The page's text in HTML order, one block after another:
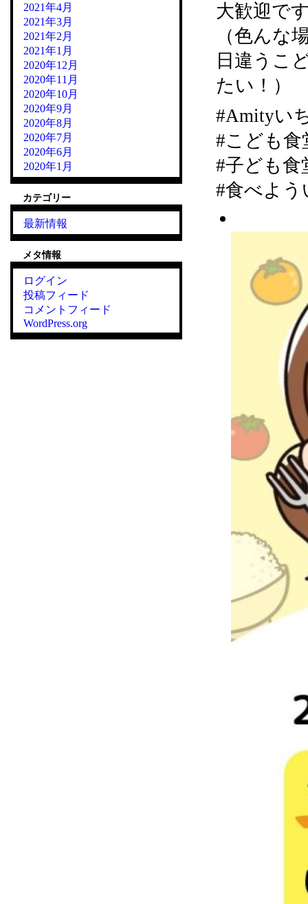
大歓迎で
（色んな
日違うこ
たい！）
#Amityい
#こども食
#子ども食
#食べよう
2021年4月
2021年3月
2021年2月
2021年1月
2020年12月
2020年11月
2020年10月
2020年9月
2020年8月
2020年7月
2020年6月
2020年1月
カテゴリー
最新情報
メタ情報
ログイン
投稿フィード
コメントフィード
WordPress.org